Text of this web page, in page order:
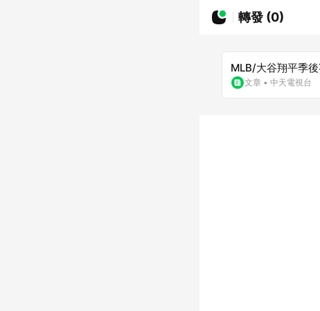
轉發 (0)
MLB/大谷翔平季
文章 • 中天電視台